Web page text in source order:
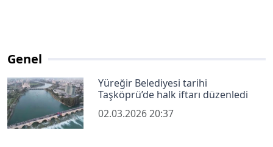
Genel
Yüreğir Belediyesi tarihi
Taşköprü’de halk iftarı düzenledi
02.03.2026 20:37